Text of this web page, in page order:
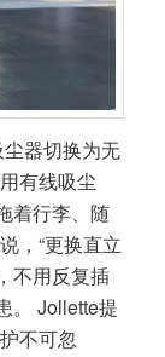
器切换为无
有线吸尘
着行李、随
，“更换直立
不用反复插
。 Jollette提
不可忽